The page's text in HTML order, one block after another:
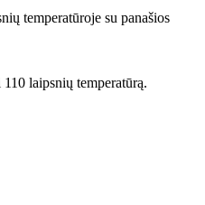
temperatūroje su panašios
laipsnių temperatūrą.